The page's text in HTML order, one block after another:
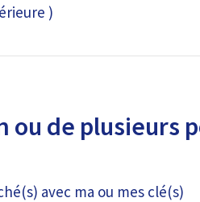
)
ou de plusieurs
avec ma ou mes clé(s)